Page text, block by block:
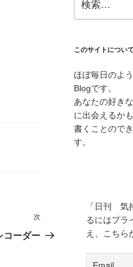
次
の
次
ーダー
索:
このサイトについ
ほぼ毎日のよ
Blogです。
あなたの好き
に出会えるか
書くことので
す。
「日刊 気
るにはプラ
え、こちら